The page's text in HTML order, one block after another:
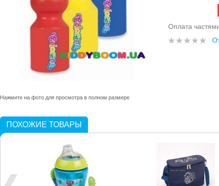
Нажмите на фото для просмотра в полном размере
Оплата
ПОХОЖИЕ ТОВАРЫ